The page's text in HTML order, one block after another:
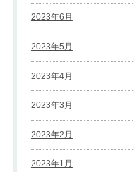
2023年6月
2023年5月
2023年4月
2023年3月
2023年2月
2023年1月